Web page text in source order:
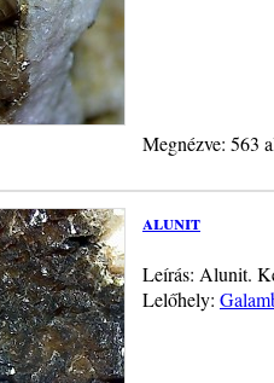
Megnézve: 563
alunit
Leírás: Alunit.
Lelőhely: